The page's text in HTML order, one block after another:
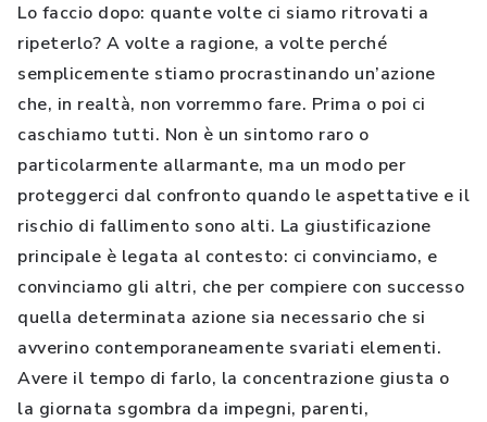
Lo faccio dopo: quante volte ci siamo ritrovati a
ripeterlo? A volte a ragione, a volte perché
semplicemente stiamo procrastinando un’azione
che, in realtà, non vorremmo fare. Prima o poi ci
caschiamo tutti. Non è un sintomo raro o
particolarmente allarmante, ma un modo per
proteggerci dal confronto quando le aspettative e il
rischio di fallimento sono alti. La giustificazione
principale è legata al contesto: ci convinciamo, e
convinciamo gli altri, che per compiere con successo
quella determinata azione sia necessario che si
avverino contemporaneamente svariati elementi.
Avere il tempo di farlo, la concentrazione giusta o
la giornata sgombra da impegni, parenti,